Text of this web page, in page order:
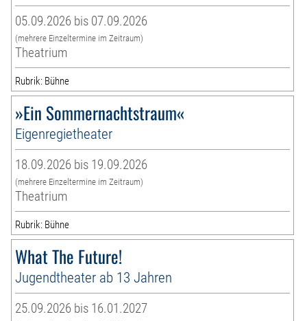
05.09.2026 bis 07.09.2026
(mehrere Einzeltermine im Zeitraum)
Theatrium
Rubrik: Bühne
»Ein Sommernachtstraum«
Eigenregietheater
18.09.2026 bis 19.09.2026
(mehrere Einzeltermine im Zeitraum)
Theatrium
Rubrik: Bühne
What The Future!
Jugendtheater ab 13 Jahren
25.09.2026 bis 16.01.2027